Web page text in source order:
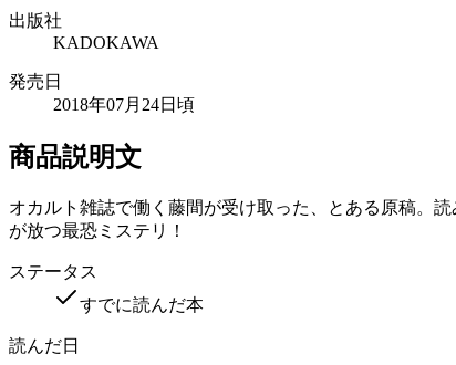
出版社
KADOKAWA
発売日
2018年07月24日頃
商品説明文
オカルト雑誌で働く藤間が受け取った、とある原稿。
が放つ最恐ミステリ！
ステータス
すでに読んだ本
読んだ日